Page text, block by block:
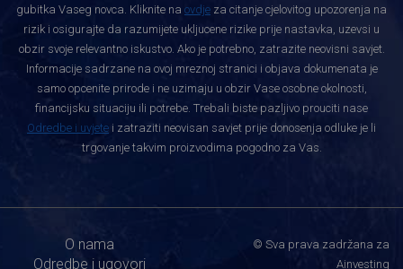
gubitka Vaseg novca. Kliknite na ovdje za citanje cjelovitog upozorenja na
rizik i osigurajte da razumijete ukljucene rizike prije nastavka, uzevsi u
obzir svoje relevantno iskustvo. Ako je potrebno, zatrazite neovisni savjet.
Informacije sadrzane na ovoj mreznoj stranici i objava dokumenata je
samo opcenite prirode i ne uzimaju u obzir Vase osobne okolnosti,
financijsku situaciju ili potrebe. Trebali biste pazljivo prouciti nase
Odredbe i uvjete i zatraziti neovisan savjet prije donosenja odluke je li
trgovanje takvim proizvodima pogodno za Vas.
O nama
Odredbe i ugovori
© Sva prava zadržana za
Ainvesting